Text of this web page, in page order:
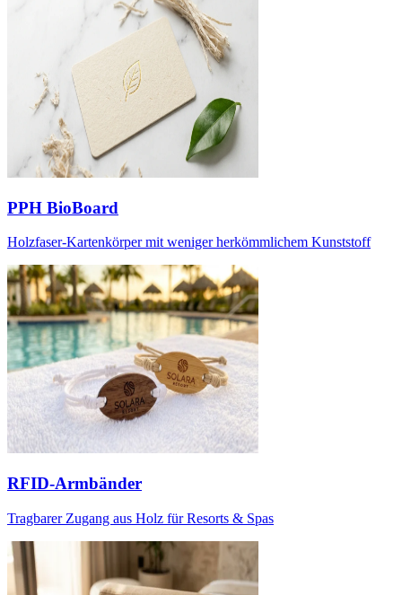
PPH BioBoard
Holzfaser-Kartenkörper mit weniger herkömmlichem Kunststoff
RFID-Armbänder
Tragbarer Zugang aus Holz für Resorts & Spas